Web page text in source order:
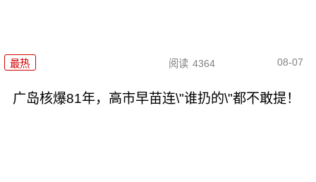
最热 阅读 4364 08-07
广岛核爆81年，高市早苗连\"谁扔的\"都不敢提！